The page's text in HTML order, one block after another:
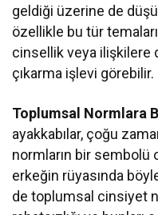
geldiği üzerine de
özellikle bu tür temaları
cinsellik veya ilişkilere
çıkarma işlevi görebilir.
Toplumsal Normlara
ayakkabılar, çoğu
normların bir sembolü
erkeğin rüyasında
de toplumsal cinsiyet